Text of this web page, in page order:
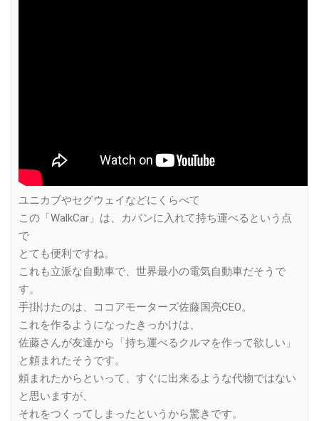
ユニカブやセグウェイなどにくらべて
この「WalkCar」は、カバンに入れて持ち運べるという点
で
とても便利ですね。
これも立派な自動車で、世界最小の電気自動車だそうで
す。
手掛けたのは、ココアモーターズ佐藤国亮CEO。
これを作るようになったきっかけは、
佐藤さんが友達から「持ち運べるクルマを作って欲しい」
と頼まれたそうです。
頼まれたからといって、すぐに出来るような代物ではない
と思いますが、
それをつくってしまったというから驚きです。